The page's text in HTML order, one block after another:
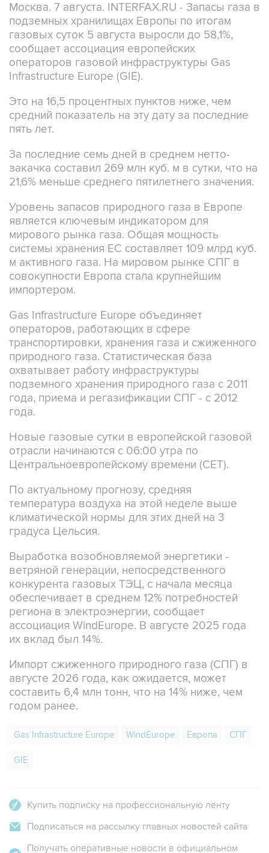
Москва. 7 августа. INTERFAX.RU - Запасы газа в
подземных хранилищах Европы по итогам
газовых суток 5 августа выросли до 58,1%,
сообщает ассоциация европейских
операторов газовой инфраструктуры Gas
Infrastructure Europe (GIE).
Это на 16,5 процентных пунктов ниже, чем
средний показатель на эту дату за последние
пять лет.
За последние семь дней в среднем нетто-
закачка составил 269 млн куб. м в сутки, что на
21,6% меньше среднего пятилетнего значения.
Уровень запасов природного газа в Европе
является ключевым индикатором для
мирового рынка газа. Общая мощность
системы хранения ЕС составляет 109 млрд куб.
м активного газа. На мировом рынке СПГ в
совокупности Европа стала крупнейшим
импортером.
Gas Infrastructure Europe объединяет
операторов, работающих в сфере
транспортировки, хранения газа и сжиженного
природного газа. Статистическая база
охватывает работу инфраструктуры
подземного хранения природного газа с 2011
года, приема и регазификации СПГ - с 2012
года.
Новые газовые сутки в европейской газовой
отрасли начинаются c 06:00 утра по
Центральноевропейскому времени (CET).
По актуальному прогнозу, средняя
температура воздуха на этой неделе выше
климатической нормы для этих дней на 3
градуса Цельсия.
Выработка возобновляемой энергетики -
ветряной генерации, непосредственного
конкурента газовых ТЭЦ, с начала месяца
обеспечивает в среднем 12% потребностей
региона в электроэнергии, сообщает
ассоциация WindEurope. В августе 2025 года
их вклад был 14%.
Импорт сжиженного природного газа (СПГ) в
августе 2026 года, как ожидается, может
составить 6,4 млн тонн, что на 14% ниже, чем
годом ранее.
Gas Infrastructure Europe WindEurope Европа СПГ
GIE
Купить подписку на профессиональную ленту
Подписаться на рассылку главных новостей сайта
Получать оперативные новости в официальном